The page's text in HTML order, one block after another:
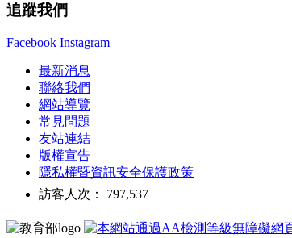
追蹤我們
Facebook Instagram
最新消息
聯絡我們
網站導覽
常見問題
友站連結
版權宣告
隱私權暨資訊安全保護政策
訪客人次： 797,537